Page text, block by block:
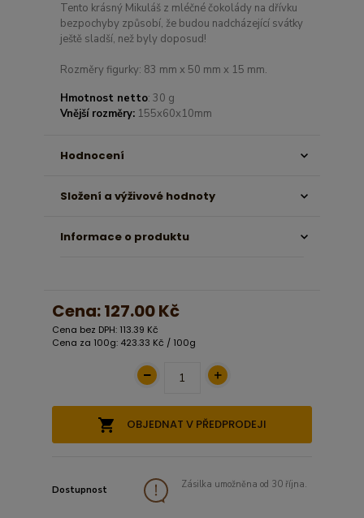
Tento krásný Mikuláš z mléčné čokolády na dřívku
bezpochyby způsobí, že budou nadcházející svátky
ještě sladší, než byly doposud!
Rozměry figurky: 83 mm x 50 mm x 15 mm.
Hmotnost netto: 30 g
Vnější rozměry: 155x60x10mm
Hodnocení
Složení a výživové hodnoty
Informace o produktu
Cena:127.00 Kč
Cena bez DPH: 113.39 Kč
Cena za 100g: 423.33 Kč / 100g
OBJEDNAT V PŘEDPRODEJI
Dostupnost Zásilka umožněna od 30 října.